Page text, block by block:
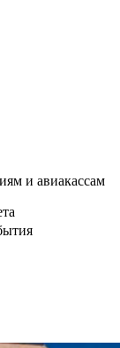
и авиакассам